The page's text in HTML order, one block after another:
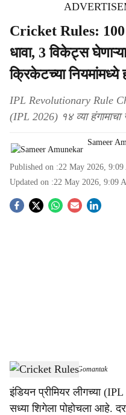
Cricket Rules: 100
धावा, 3 विकेट्स
क्रिकेटच्या नियमांमध्ये
IPL Revolutionary Rule
(IPL 2026) १४ व्या हंगामाचा
Sameer
Published on :22 May 2026,
Updated on :22 May 2026, 9:09
S
a
Cricket Rules- Dainik Gomantak
इंडियन प्रीमियर लीगच्या (IPL
सध्या शिगेला पोहोचला आहे.